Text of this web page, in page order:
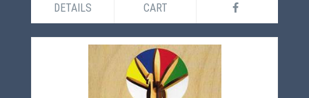
DETAILS CART